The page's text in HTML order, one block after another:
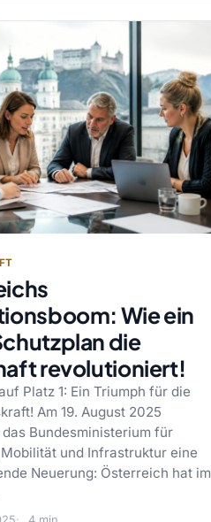
Wie ein
die
revolutioniert!
Platz 1: Ein Triumph für die
Am 19. August 2025
Bundesministerium für
und Infrastruktur eine
Neuerung: Österreich hat im